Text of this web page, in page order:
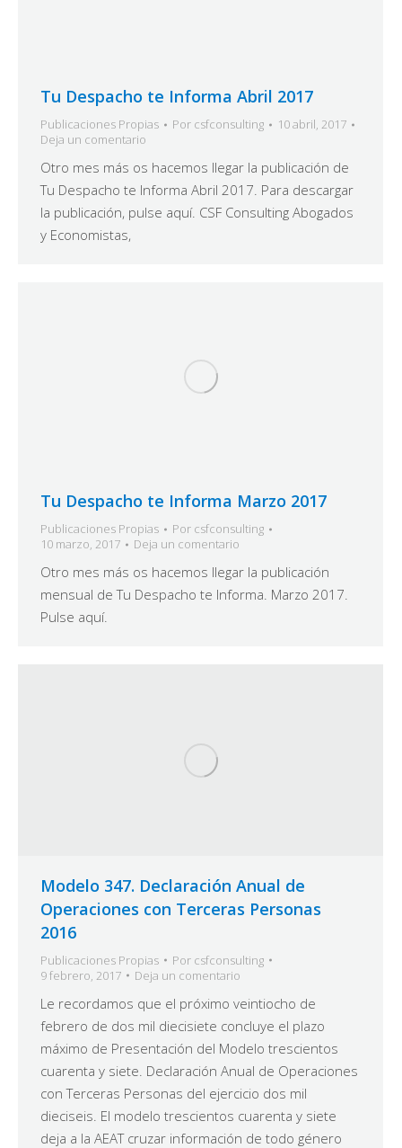
Tu Despacho te Informa Abril 2017
Publicaciones Propias Por csfconsulting
10 abril, 2017
Deja un comentario
Otro mes más os hacemos llegar la publicación de
Tu Despacho te Informa Abril 2017. Para descargar
la publicación, pulse aquí. CSF Consulting Abogados
y Economistas,
Tu Despacho te Informa Marzo 2017
Publicaciones Propias Por csfconsulting
10 marzo, 2017
Deja un comentario
Otro mes más os hacemos llegar la publicación
mensual de Tu Despacho te Informa. Marzo 2017.
Pulse aquí.
Modelo 347. Declaración Anual de
Operaciones con Terceras Personas
2016
Publicaciones Propias Por csfconsulting
9 febrero, 2017
Deja un comentario
Le recordamos que el próximo veintiocho de
febrero de dos mil diecisiete concluye el plazo
máximo de Presentación del Modelo trescientos
cuarenta y siete. Declaración Anual de Operaciones
con Terceras Personas del ejercicio dos mil
dieciseis. El modelo trescientos cuarenta y siete
deja a la AEAT cruzar información de todo género